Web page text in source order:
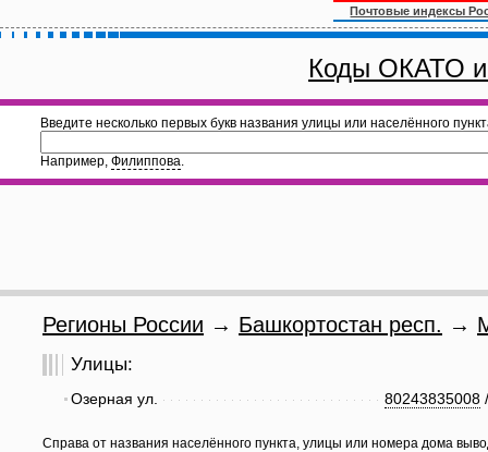
Почтовые индексы
Коды ОКАТО
Введите несколько первых букв названия улицы или населённого
Например, Филиппова.
Регионы России → Башкортостан респ. →
Улицы:
80243835008
Озерная ул.
Справа от названия населённого пункта, улицы или номера дома